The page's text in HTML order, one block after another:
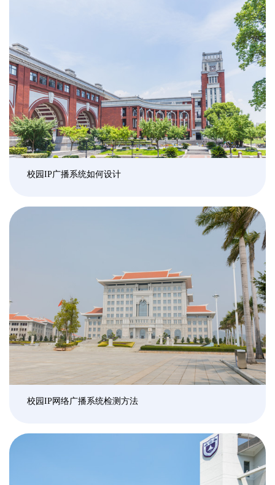
校园IP广播系统如何设计
校园IP网络广播系统检测方法